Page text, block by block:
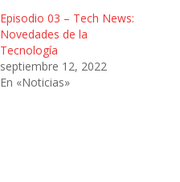
Episodio 03 – Tech News:
Novedades de la
Tecnología
septiembre 12, 2022
En «Noticias»